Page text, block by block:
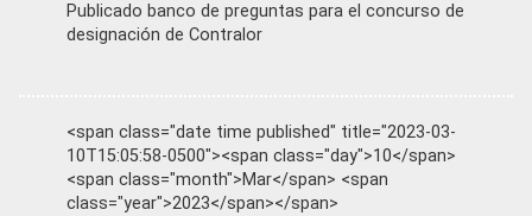
Publicado banco de preguntas para el concurso de
designación de Contralor
<span class="date time published" title="2023-03-
10T15:05:58-0500"><span class="day">10</span>
<span class="month">Mar</span> <span
class="year">2023</span></span>